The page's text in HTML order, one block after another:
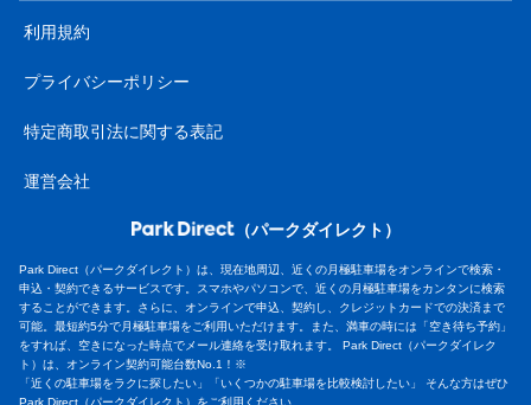
利用規約
プライバシーポリシー
特定商取引法に関する表記
運営会社
（パークダイレクト）
Park Direct（パークダイレクト）は、現在地周辺、近くの月極駐車場をオンラインで検索・
申込・契約できるサービスです。スマホやパソコンで、近くの月極駐車場をカンタンに検索
することができます。さらに、オンラインで申込、契約し、クレジットカードでの決済まで
可能。最短約5分で月極駐車場をご利用いただけます。また、満車の時には「空き待ち予約」
をすれば、空きになった時点でメール連絡を受け取れます。 Park Direct（パークダイレク
ト）は、オンライン契約可能台数No.1！※
「近くの駐車場をラクに探したい」「いくつかの駐車場を比較検討したい」 そんな方はぜひ